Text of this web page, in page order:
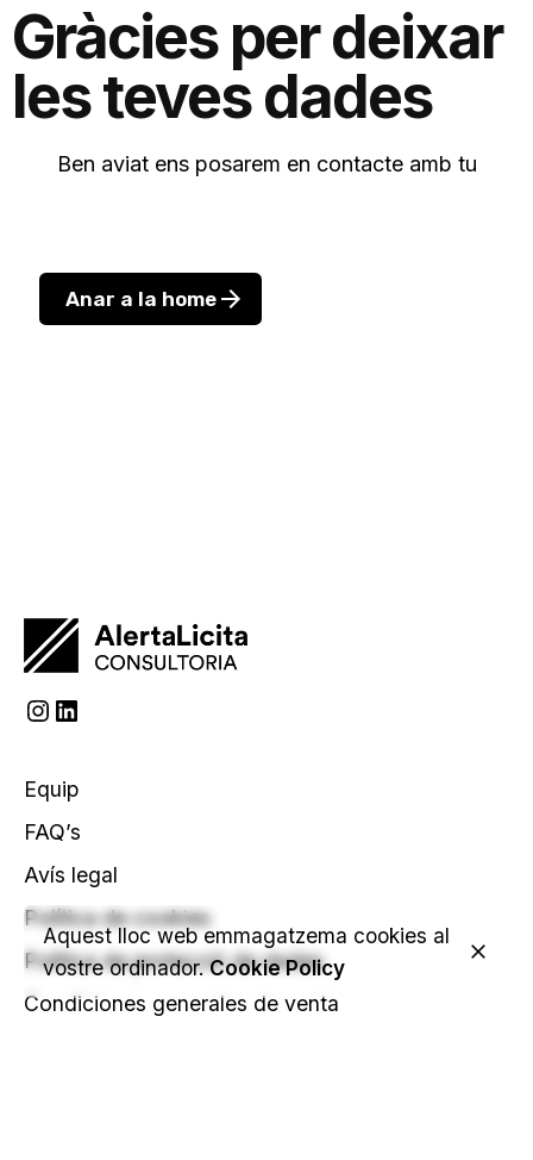
Gràcies per deixar
les teves dades
Ben aviat ens posarem en contacte amb tu
Anar a la home
Equip
FAQ’s
Avís legal
Política de cookies
Política de protecció de dades
Condiciones generales de venta
Aquest lloc web emmagatzema cookies al
vostre ordinador.Cookie Policy